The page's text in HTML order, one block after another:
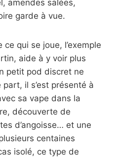
amendes salées,
garde à vue.
qui se joue, l’exemple
aide à y voir plus
petit pod discret ne
il s’est présenté à
sa vape dans la
découverte de
d’angoisse… et une
centaines
isolé, ce type de